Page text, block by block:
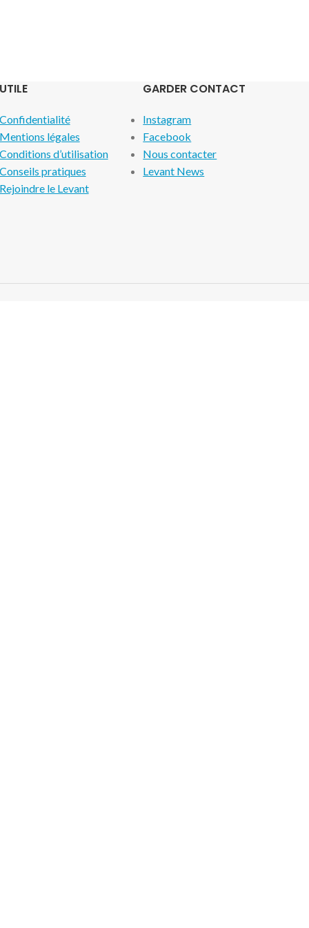
UTILE
Confidentialité
Mentions légales
Conditions d’utilisation
Conseils pratiques
Rejoindre le Levant
GARDER CONTACT
Instagram
Facebook
Nous contacter
Levant News